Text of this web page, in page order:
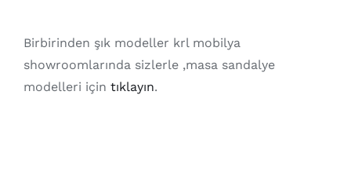
Birbirinden şık modeller krl mobilya
showroomlarında sizlerle ,masa sandalye
modelleri için tıklayın.